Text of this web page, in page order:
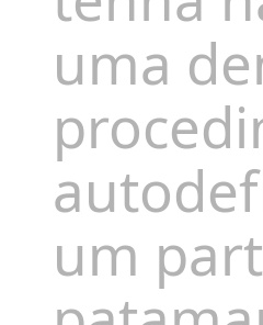
uma
um